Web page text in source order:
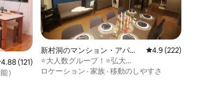
ビュー121件、5つ星中4.88つ星の平均評価
4.88 (121)
）
新村洞のマンション・アパー
ト
レビュー222件、5つ
4.9 (222)
⭐️大人数グループ！⭐️弘大
st.3MIN/5BR&3BT 無料ストレージ
ロケーション · 家族 · 移動のしやすさ